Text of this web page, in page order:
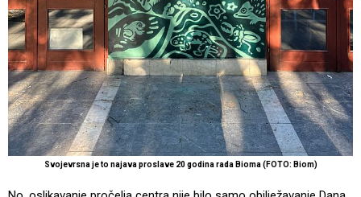
Svojevrsna je to najava proslave 20 godina rada Bioma (FOTO: Biom)